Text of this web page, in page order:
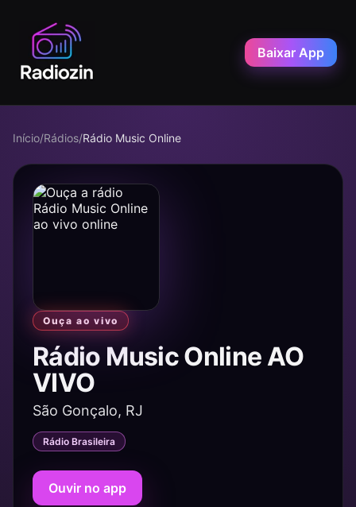
Baixar App
Início/Rádios/Rádio Music Online
Ouça ao vivo
Rádio Music Online AO
VIVO
São Gonçalo, RJ
Rádio Brasileira
Ouvir no app